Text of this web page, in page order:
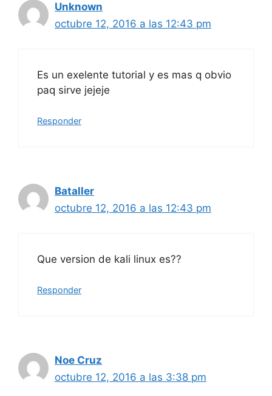
Unknown
octubre 12, 2016 a las 12:43 pm
Es un exelente tutorial y es mas q obvio
paq sirve jejeje
Responder
Bataller
octubre 12, 2016 a las 12:43 pm
Que version de kali linux es??
Responder
Noe Cruz
octubre 12, 2016 a las 3:38 pm